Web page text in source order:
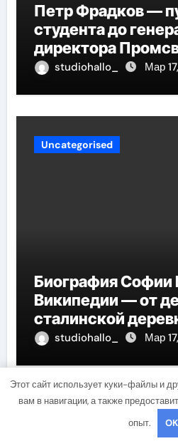
Петр Фрадков —
студента до
директора
биография и рост
studiohallo_ Мар
Uncategorised
Биография Софии
Википедии — от
сталинской
карьеры и яркой
studiohallo_ Мар
Добавить
Этот сайт использует куки-файлы и
вам в навигации, а также
опыт.
OK